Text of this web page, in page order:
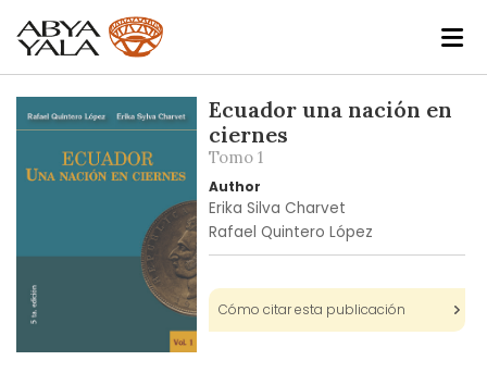
Skip
to
end
images
Ecuador una nación en
ciernes
Tomo 1
Author
Erika Silva Charvet
Rafael Quintero López
Cómo citar esta publicación